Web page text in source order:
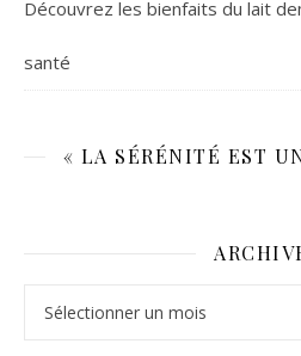
Découvrez les bienfaits du lait
santé
« LA SÉRÉNITÉ EST